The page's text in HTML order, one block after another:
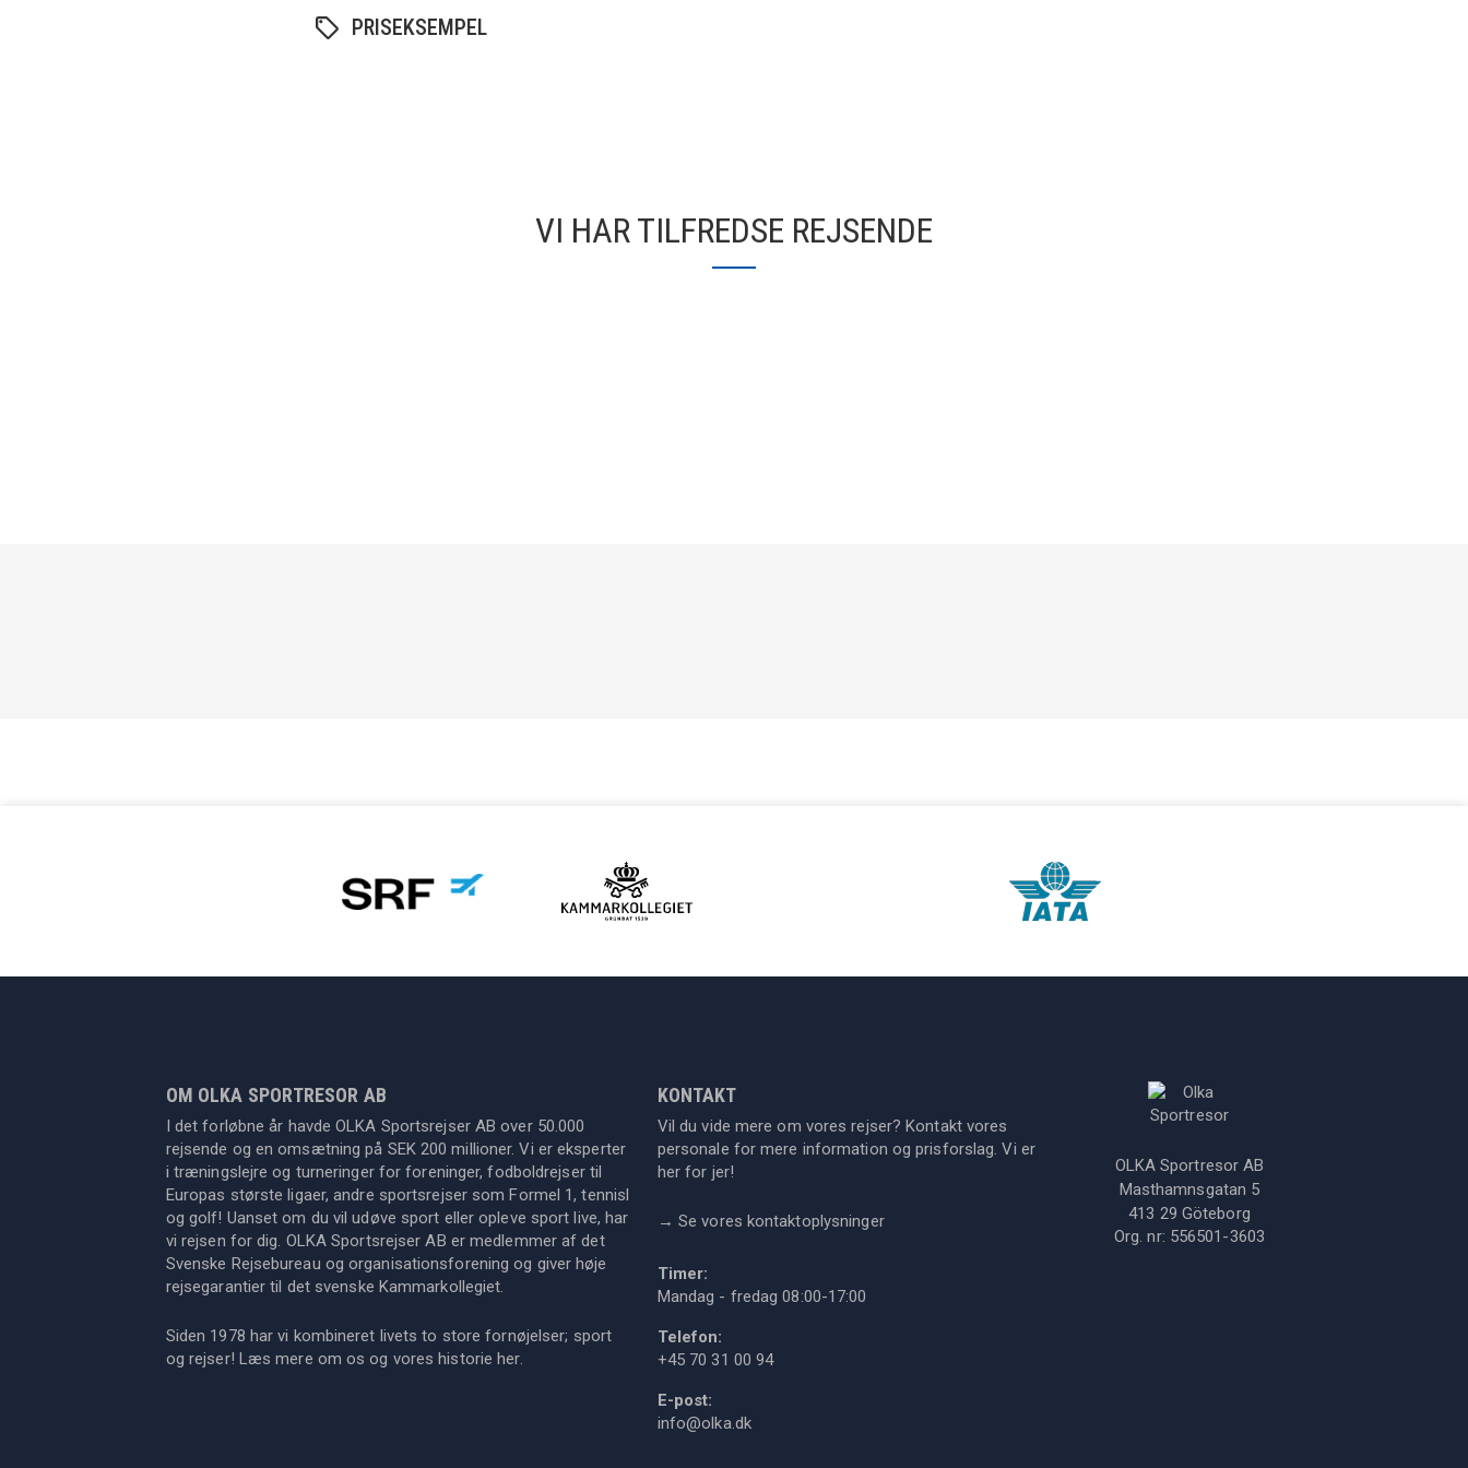
PRISEKSEMPEL
VI HAR TILFREDSE REJSENDE
OM OLKA SPORTRESOR AB
I det forløbne år havde OLKA Sportsrejser AB over 50.000
rejsende og en omsætning på SEK 200 millioner. Vi er eksperter
i træningslejre og turneringer for foreninger, fodboldrejser til
Europas største ligaer, andre sportsrejser som Formel 1, tennisl
og golf! Uanset om du vil udøve sport eller opleve sport live, har
vi rejsen for dig. OLKA Sportsrejser AB er medlemmer af det
Svenske Rejsebureau og organisationsforening og giver høje
rejsegarantier til det svenske Kammarkollegiet.
Siden 1978 har vi kombineret livets to store fornøjelser; sport
og rejser! Læs mere om os og vores historieher.
KONTAKT
Vil du vide mere om vores rejser? Kontakt vores
personale for mere information og prisforslag. Vi er
her for jer!
→ Se vores kontaktoplysninger
Timer:
Mandag - fredag 08:00-17:00
Telefon:
+45 70 31 00 94
E-post:
info@olka.dk
OLKA Sportresor AB
Masthamnsgatan 5
413 29 Göteborg
Org. nr: 556501-3603